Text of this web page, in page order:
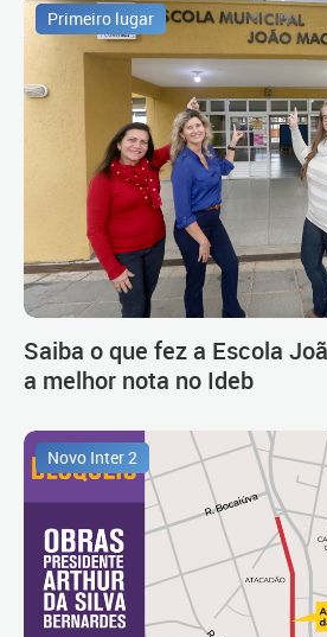
Primeiro lugar
Saiba o que fez a Escola
a melhor nota no Ideb
Novo Inter 2